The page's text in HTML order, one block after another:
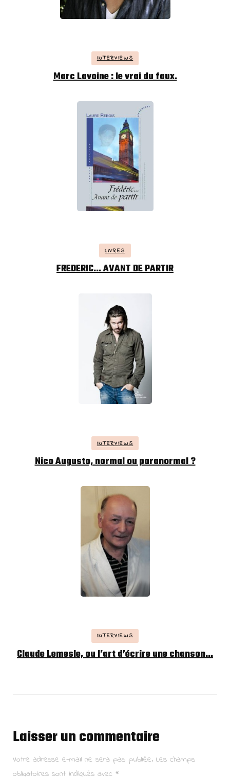
INTERVIEWS
Marc Lavoine : le vrai du faux.
LIVRES
FREDERIC… AVANT DE PARTIR
INTERVIEWS
Nico Augusto, normal ou paranormal ?
INTERVIEWS
Claude Lemesle, ou l’art d’écrire une chanson…
Laisser un commentaire
Votre adresse e-mail ne sera pas publiée. Les champs
obligatoires sont indiqués avec *